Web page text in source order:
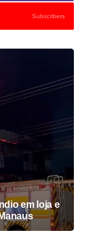
Subscribers
em loja e